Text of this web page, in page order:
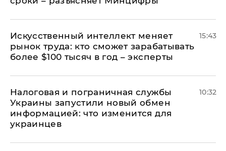
Искусственный интеллект меняет
рынок труда: кто сможет зарабатывать
более $100 тысяч в год – эксперты
15:43
Налоговая и пограничная службы
Украины запустили новый обмен
информацией: что изменится для
украинцев
10:32